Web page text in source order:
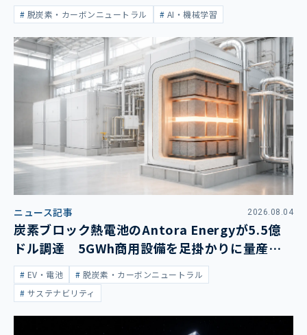
脱炭素・カーボンニュートラル AI・機械学習
ニュース記事 2026.08.04
炭素ブロック熱電池のAntora Energyが5.5億
ドル調達 5GWh商用設備を足掛かりに量産拡
大EV・電池
脱炭素・カーボンニュートラル
サステナビリティ